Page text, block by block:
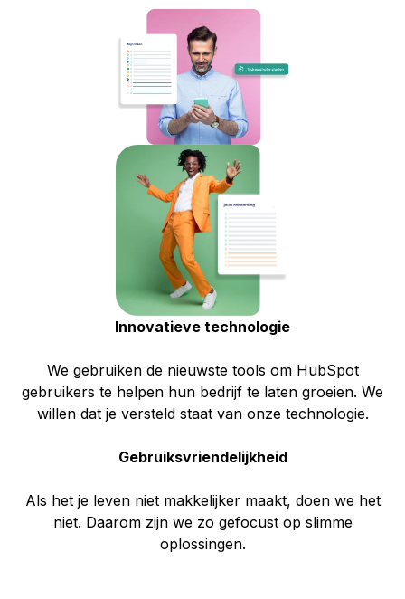
Innovatieve technologie
We gebruiken de nieuwste tools om HubSpot
gebruikers te helpen hun bedrijf te laten groeien. We
willen dat je versteld staat van onze technologie.
Gebruiksvriendelijkheid
Als het je leven niet makkelijker maakt, doen we het
niet. Daarom zijn we zo gefocust op slimme
oplossingen.